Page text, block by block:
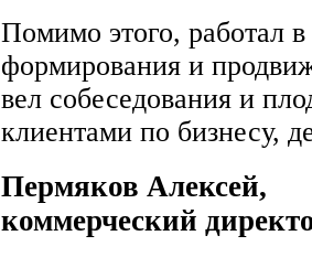
Помимо этого, работал
формирования и
вел собеседования и
клиентами по бизнесу,
Пермяков Алексей,
коммерческий